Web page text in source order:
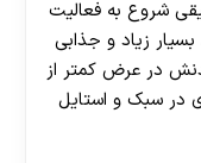
شروع به فعالیت
زیاد و جذابی
در عرض کمتر از
در سبک و استایل